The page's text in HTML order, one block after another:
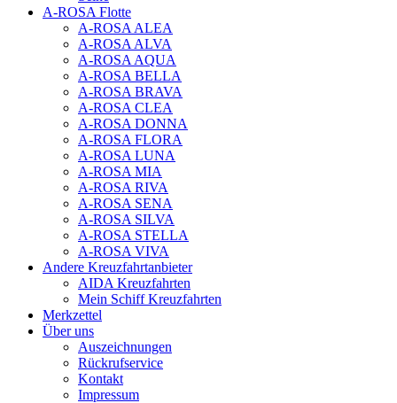
A-ROSA Flotte
A-ROSA ALEA
A-ROSA ALVA
A-ROSA AQUA
A-ROSA BELLA
A-ROSA BRAVA
A-ROSA CLEA
A-ROSA DONNA
A-ROSA FLORA
A-ROSA LUNA
A-ROSA MIA
A-ROSA RIVA
A-ROSA SENA
A-ROSA SILVA
A-ROSA STELLA
A-ROSA VIVA
Andere Kreuzfahrtanbieter
AIDA Kreuzfahrten
Mein Schiff Kreuzfahrten
Merkzettel
Über uns
Auszeichnungen
Rückrufservice
Kontakt
Impressum